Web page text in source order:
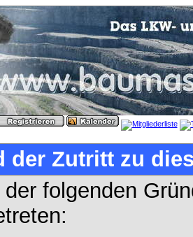
der Zutritt zu
folgenden